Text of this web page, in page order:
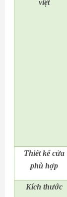
việt
Thiết kế cửa
phù hợp
Kích thước